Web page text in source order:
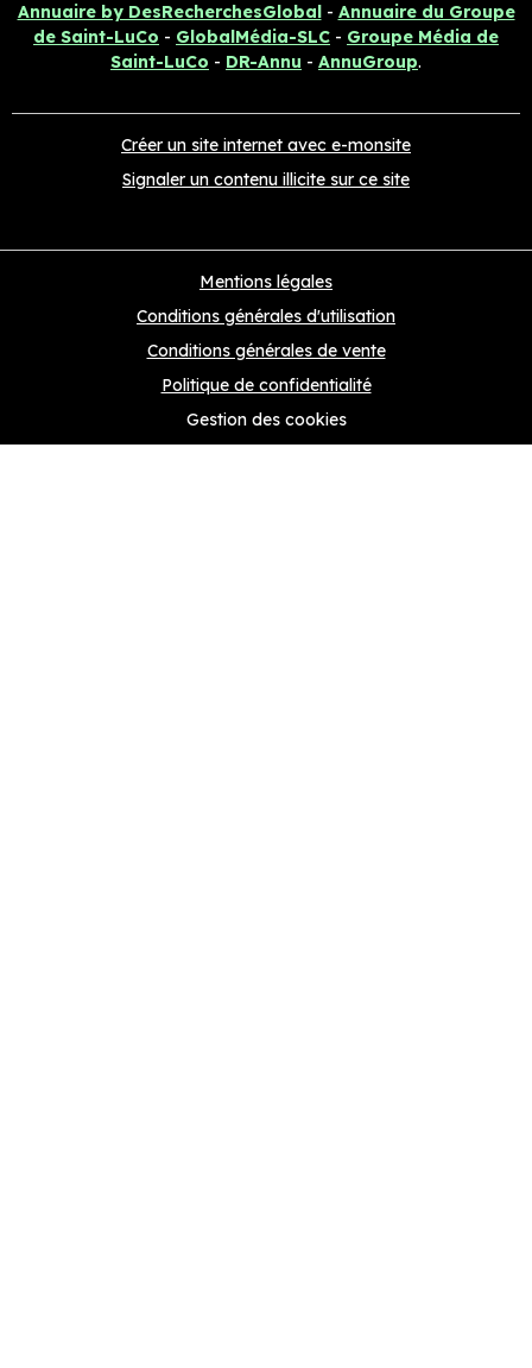
Annuaire by DesRecherchesGlobal- Annuaire du Groupe
de Saint-LuCo - GlobalMédia-SLC - Groupe Média de
Saint-LuCo - DR-Annu - AnnuGroup.
Créer un site internet avec e-monsite
Signaler un contenu illicite sur ce site
Mentions légales
Conditions générales d'utilisation
Conditions générales de vente
Politique de confidentialité
Gestion des cookies